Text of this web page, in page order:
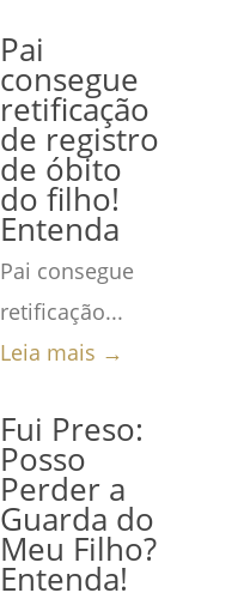
Pai
consegue
retificação
de registro
de óbito
do filho!
Entenda
Pai consegue
retificação...
Leia mais →
Fui Preso:
Posso
Perder a
Guarda do
Meu Filho?
Entenda!